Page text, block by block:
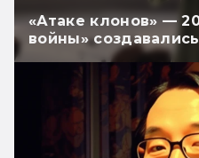
«Атаке клонов» —
войны»